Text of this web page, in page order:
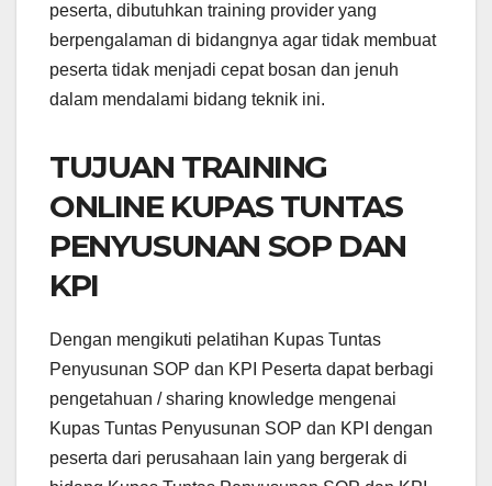
peserta, dibutuhkan training provider yang
berpengalaman di bidangnya agar tidak membuat
peserta tidak menjadi cepat bosan dan jenuh
dalam mendalami bidang teknik ini.
TUJUAN TRAINING
ONLINE KUPAS TUNTAS
PENYUSUNAN SOP DAN
KPI
Dengan mengikuti pelatihan Kupas Tuntas
Penyusunan SOP dan KPI Peserta dapat berbagi
pengetahuan / sharing knowledge mengenai
Kupas Tuntas Penyusunan SOP dan KPI dengan
peserta dari perusahaan lain yang bergerak di